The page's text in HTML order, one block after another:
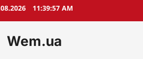
11:39:58 AM
Wem.ua